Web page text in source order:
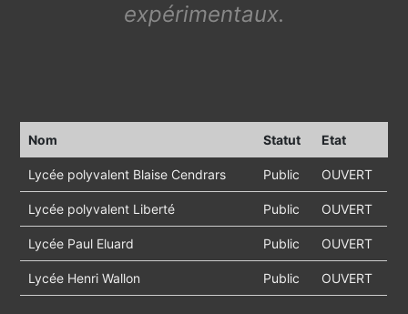
expérimentaux.
Nom Statut Etat
Lycée polyvalent Blaise Cendrars Public OUVERT
Lycée polyvalent Liberté Public OUVERT
Lycée Paul Eluard Public OUVERT
Lycée Henri Wallon Public OUVERT